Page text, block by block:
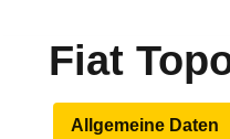
Fiat
Allgemeine Daten